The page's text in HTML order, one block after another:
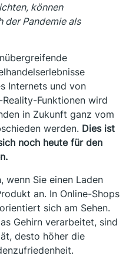
können
der Pandemie als
Internets und von
Funktionen wird
in Zukunft ganz vom
werden. Dies ist
noch heute für den
wenn Sie einen Laden
an. In Online-Shops
sich am Sehen.
Gehirn verarbeitet, sind
desto höher die